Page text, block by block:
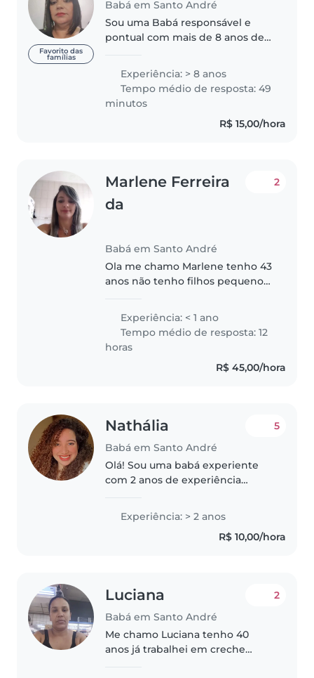
Favorito das
famílias
Babá em Santo André
Sou uma Babá responsável e
pontual com mais de 8 anos de
com duas famílias com crianças
de idades diferentes me
engajando assim em todas as
fases da infância..
Experiência: > 8 anos
Tempo médio de resposta: 49
minutos
R$ 15,00/hora
Marlene Ferreira
da
Babá em Santo André
2
Ola me chamo Marlene tenho 43
anos não tenho filhos pequenos
cincos anos em casa de família
onde cuidava de uma criança.
Faz 7 meses que sai de lá estou..
Experiência: < 1 ano
Tempo médio de resposta: 12
horas
R$ 45,00/hora
Nathália
Babá em Santo André
5
Olá! Sou uma babá experiente
com 2 anos de experiência
pequenas. Sou calma, cuidadosa
e muito paciente. Minhas
habilidades incluem leitura,
Experiência: > 2 anos
R$ 10,00/hora
Luciana
Babá em Santo André
2
Me chamo Luciana tenho 40
anos já trabalhei em creche